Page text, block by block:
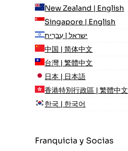
New Zealand | English
Singapore | English
ישראל | עִברִית
中国 | 简体中文
台灣 | 繁體中文
日本 | 日本語
香港特別行政區 | 繁體中文
한국 | 한국어
Franquicia y Socias